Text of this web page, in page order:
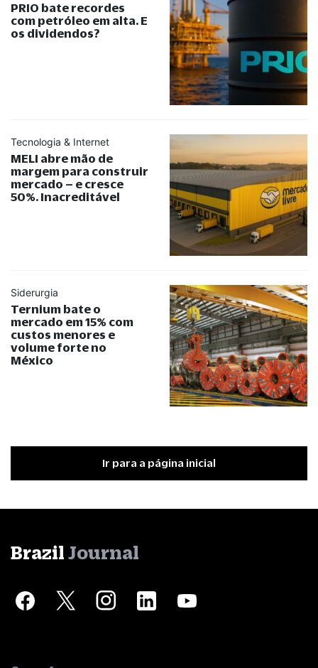
PRIO bate recordes
com petróleo em alta. E
os dividendos?
Tecnologia & Internet
MELI abre mão de
margem para construir
mercado – e cresce
50%. Inacreditável
Siderurgia
Ternium bate o
mercado em 15% com
custos menores e
volume forte no
México
Ir para a página inicial
Brazil Journal